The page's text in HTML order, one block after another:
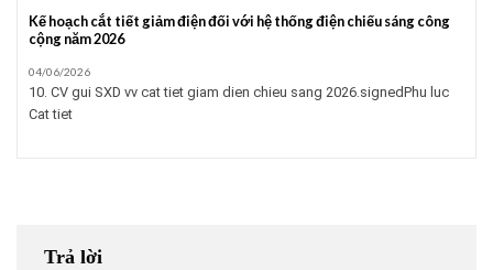
Kế hoạch cắt tiết giảm điện đối với hệ thống điện chiếu sáng công
cộng năm 2026
04/06/2026
10. CV gui SXD vv cat tiet giam dien chieu sang 2026.signedPhu luc
Cat tiet
Trả lời